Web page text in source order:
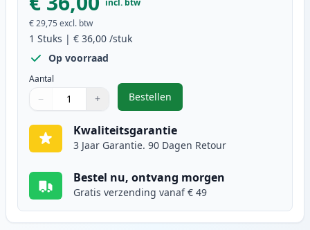
incl. btw
€ 29,75 excl. btw
1 Stuks | € 36,00 /stuk
Op voorraad
Aantal
Gebruik de knoppen om aan te passen
− +
1
Bestellen
,Canon PG-540XL inktcartridge
Kwaliteitsgarantie
3 Jaar Garantie. 90 Dagen Retour
Bestel nu, ontvang morgen
Gratis verzending vanaf € 49